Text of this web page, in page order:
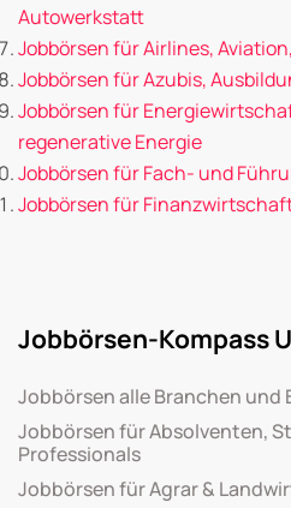
Autowerkstatt
Jobbörsen für Airlines,
Jobbörsen für Azubis,
Jobbörsen für
regenerative Energie
Jobbörsen für Fach- und
Jobbörsen für
Jobbörsen-Kompass
Jobbörsen alle Branchen und
Jobbörsen für Absolventen,
Professionals
Jobbörsen für Agrar &